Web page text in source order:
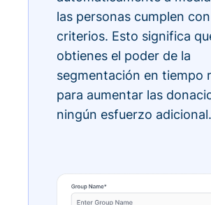
las personas cumplen
criterios. Esto significa
obtienes el poder de la
segmentación en tiempo
para aumentar las
ningún esfuerzo adicional.